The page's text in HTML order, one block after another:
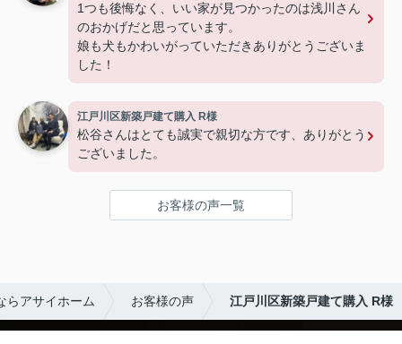
1つも後悔なく、いい家が見つかったのは浅川さん
のおかげだと思っています。
娘も犬もかわいがっていただきありがとうございま
した！
江戸川区新築戸建て購入 R様
松谷さんはとても誠実で親切な方です、ありがとう
ございました。
お客様の声一覧
らアサイホーム お客様の声 江戸川区新築戸建て購入 R様